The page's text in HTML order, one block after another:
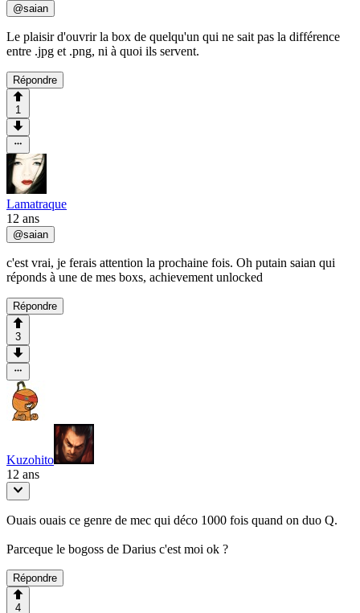
@saian
Le plaisir d'ouvrir la box de quelqu'un qui ne sait pas la différence
entre .jpg et .png, ni à quoi ils servent.
Répondre
1
Lamatraque
12 ans
@saian
c'est vrai, je ferais attention la prochaine fois. Oh putain saian qui
réponds à une de mes boxs, achievement unlocked
Répondre
3
Kuzohito
12 ans
Ouais ouais ce genre de mec qui déco 1000 fois quand on duo Q.
Parceque le bogoss de Darius c'est moi ok ?
Répondre
4